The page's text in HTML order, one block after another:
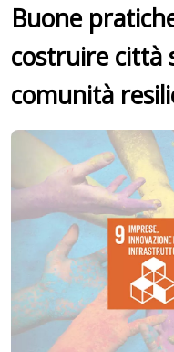
Buone
costruire città
comunità